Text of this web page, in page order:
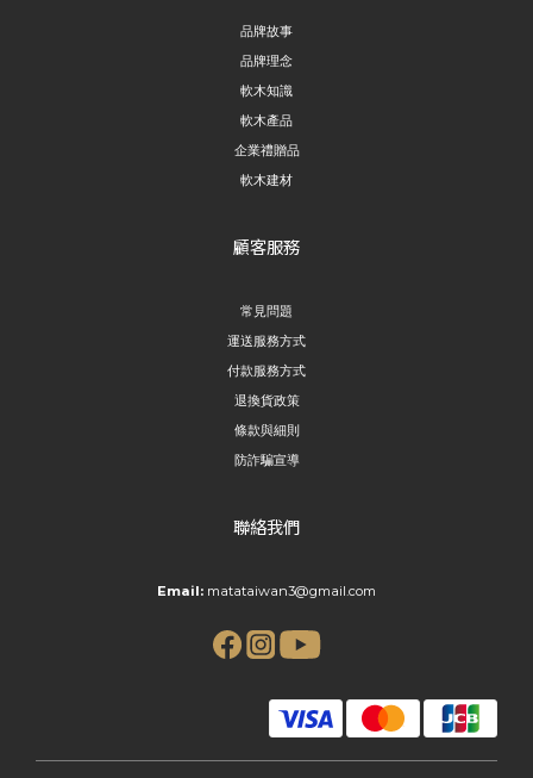
品牌故事
品牌理念
軟木知識
軟木產品
企業禮贈品
軟木建材
顧客服務
常見問題
運送服務方式
付款服務方式
退換貨政策
條款與細則
防詐騙宣導
聯絡我們
Email: matataiwan3@gmail.com